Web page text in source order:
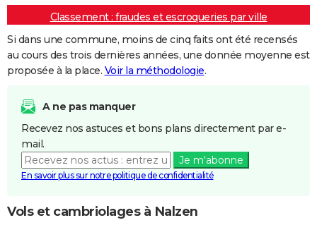
Classement : fraudes et escroqueries par ville
Si dans une commune, moins de cinq faits ont été recensés
au cours des trois dernières années, une donnée moyenne est
proposée à la place. Voir la méthodologie.
A ne pas manquer
Recevez nos astuces et bons plans directement par e-
mail.
Je m'abonne
En savoir plus sur notre politique de confidentialité
Vols et cambriolages à Nalzen